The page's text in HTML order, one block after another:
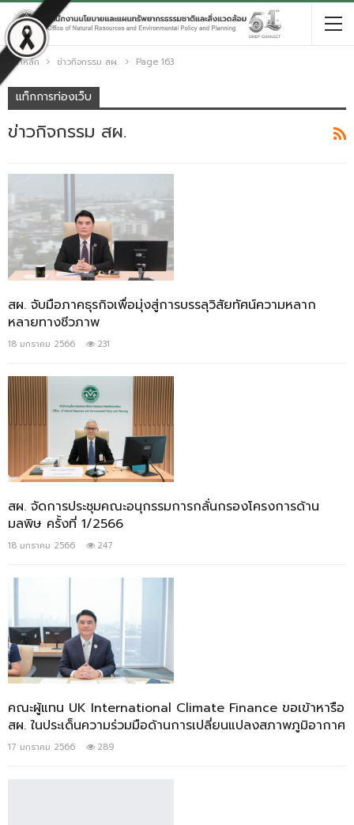
หน้าหลัก ข่าวกิจกรรม สผ. Page 163
แท็กการท่องเว็บ
ข่าวกิจกรรม สผ.
สผ. จับมือภาคธุรกิจเพื่อมุ่งสู่การบรรลุวิสัยทัศน์ความหลาก
หลายทางชีวภาพ
18 มกราคม 2566 231
สผ. จัดการประชุมคณะอนุกรรมการกลั่นกรองโครงการด้าน
มลพิษ ครั้งที่ 1/2566
18 มกราคม 2566 247
คณะผู้แทน UK International Climate Finance ขอเข้าหารือ
สผ. ในประเด็นความร่วมมือด้านการเปลี่ยนแปลงสภาพภูมิอากาศ
17 มกราคม 2566 289